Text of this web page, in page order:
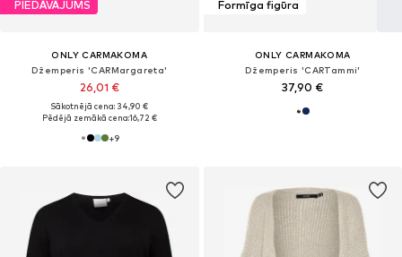
PIEDĀVĀJUMS
ONLY CARMAKOMA
Džemperis 'CARMargareta'
26,01 €
Sākotnējā cena: 34,90 €
Pēdējā zemākā cena:16,72 €
+9
Formīga figūra
ONLY CARMAKOMA
Džemperis 'CARTammi'
37,90 €